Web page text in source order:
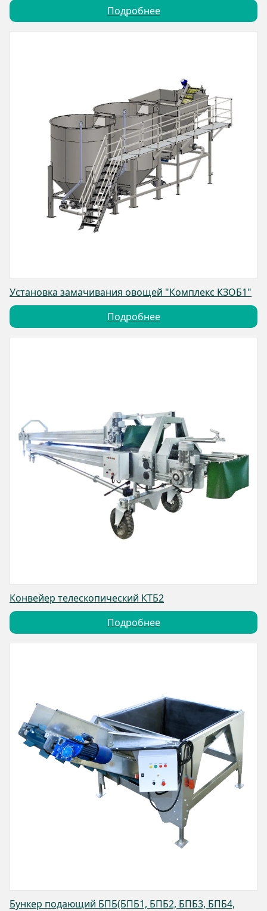
Подробнее
Установка замачивания овощей "Комплекс КЗОБ1"
Подробнее
Конвейер телескопический КТБ2
Подробнее
Бункер подающий БПБ(БПБ1, БПБ2, БПБ3, БПБ4,